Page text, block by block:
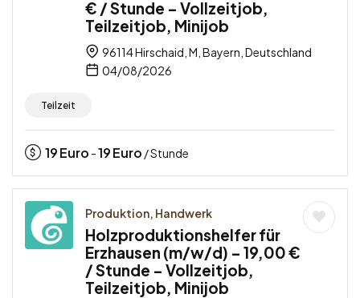
€ / Stunde – Vollzeitjob,
Teilzeitjob, Minijob
96114 Hirschaid, M, Bayern, Deutschland
04/08/2026
Teilzeit
19Euro -19Euro / Stunde
Produktion, Handwerk
Holzproduktionshelfer für
Erzhausen (m/w/d) – 19,00 €
/ Stunde – Vollzeitjob,
Teilzeitjob, Minijob